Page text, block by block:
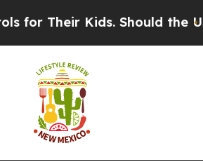
Kids. Should the US?The